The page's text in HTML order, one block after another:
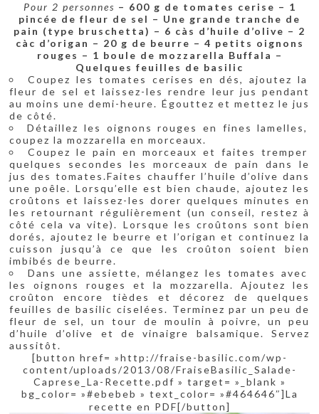
Pour 2 personnes – 600 g de tomates cerise – 1
pincée de fleur de sel – Une grande tranche de
pain (type bruschetta) – 6 càs d’huile d’olive – 2
càc d’origan – 20 g de beurre – 4 petits oignons
rouges – 1 boule de mozzarella Buffala –
Quelques feuilles de basilic
Coupez les tomates cerises en dés, ajoutez la
fleur de sel et laissez-les rendre leur jus pendant
au moins une demi-heure. Égouttez et mettez le jus
de côté.
Détaillez les oignons rouges en fines lamelles,
coupez la mozzarella en morceaux.
Coupez le pain en morceaux et faites tremper
quelques secondes les morceaux de pain dans le
jus des tomates.Faites chauffer l’huile d’olive dans
une poêle. Lorsqu’elle est bien chaude, ajoutez les
croûtons et laissez-les dorer quelques minutes en
les retournant régulièrement (un conseil, restez à
côté cela va vite). Lorsque les croûtons sont bien
dorés, ajoutez le beurre et l’origan et continuez la
cuisson jusqu’à ce que les croûton soient bien
imbibés de beurre.
Dans une assiette, mélangez les tomates avec
les oignons rouges et la mozzarella. Ajoutez les
croûton encore tièdes et décorez de quelques
feuilles de basilic ciselées. Terminez par un peu de
fleur de sel, un tour de moulin à poivre, un peu
d’huile d’olive et de vinaigre balsamique. Servez
aussitôt.
[button href= »http://fraise-basilic.com/wp-
content/uploads/2013/08/FraiseBasilic_Salade-
Caprese_La-Recette.pdf » target= »_blank »
bg_color= »#ebebeb » text_color= »#464646″]La
recette en PDF[/button]